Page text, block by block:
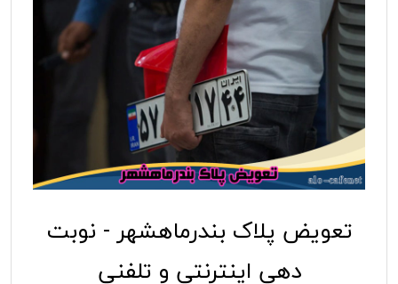
تعویض پلاک بندرماهشهر - نوبت
دهی اینترنتی و تلفنی